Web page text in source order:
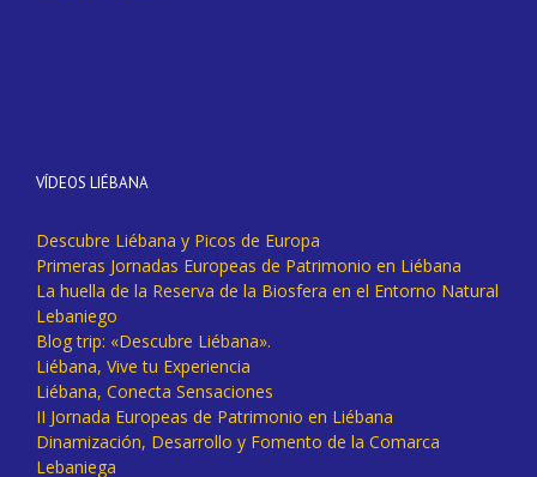
VÍDEOS LIÉBANA
Descubre Liébana y Picos de Europa
Primeras Jornadas Europeas de Patrimonio en Liébana
La huella de la Reserva de la Biosfera en el Entorno Natural
Lebaniego
Blog trip: «Descubre Liébana».
Liébana, Vive tu Experiencia
Liébana, Conecta Sensaciones
II Jornada Europeas de Patrimonio en Liébana
Dinamización, Desarrollo y Fomento de la Comarca
Lebaniega